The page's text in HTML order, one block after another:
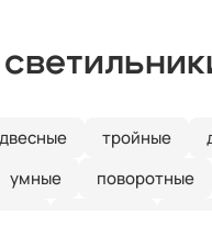
тройные
умные поворотные